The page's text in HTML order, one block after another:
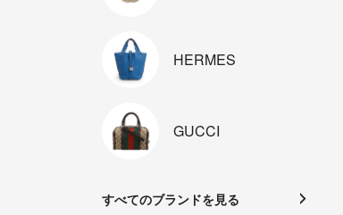
HERMES
GUCCI
すべてのブランドを見る